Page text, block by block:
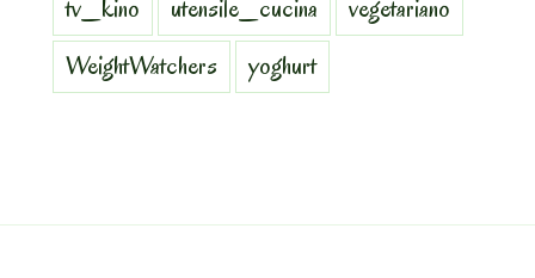
tv_kino
utensile_cucina
vegetariano
WeightWatchers
yoghurt